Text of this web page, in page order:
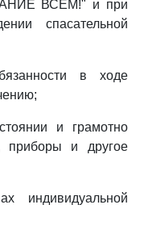
ВСЕМ!" и при
спасательной
в ходе
и грамотно
приборы и другое
индивидуальной